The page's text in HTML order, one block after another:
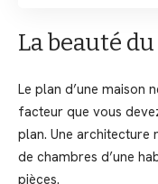
La beauté
Le plan d’une maison
facteur que vous
plan. Une architecture
de chambres d’une
pièces.